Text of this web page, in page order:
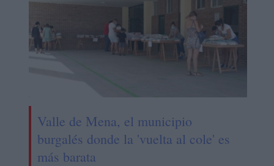
Valle de Mena, el municipio
burgalés donde la 'vuelta al cole' es
más barata